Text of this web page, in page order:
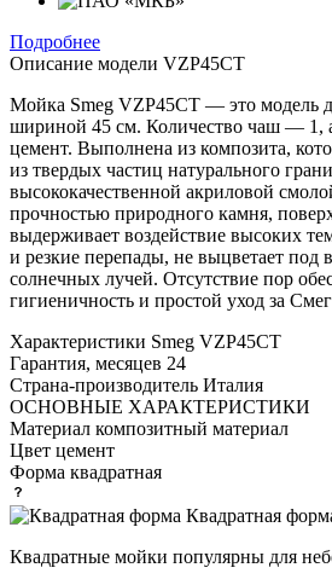
Подробнее
Описание модели VZP45CT
Мойка Smeg VZP45CT — это модель
шириной 45 см. Количество чаш — 1,
цемент. Выполнена из композита,
из твердых частиц натурального
высококачественной акриловой
прочностью природного камня,
выдерживает воздействие высоких
и резкие перепады, не выцветает под
солнечных лучей. Отсутствие пор
гигиеничность и простой уход за
Характеристики Smeg VZP45CT
Гарантия, месяцев 24
Страна-производитель Италия
ОСНОВНЫЕ ХАРАКТЕРИСТИКИ
Материал композитный материал
Цвет цемент
Форма квадратная
Квадратная
Квадратные мойки популярны для